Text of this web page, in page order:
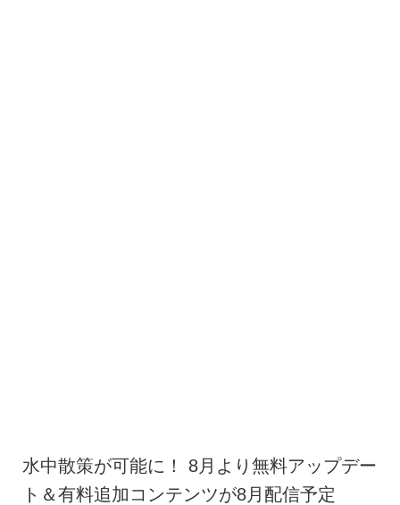
水中散策が可能に！ 8月より無料アップデー
ト＆有料追加コンテンツが8月配信予定